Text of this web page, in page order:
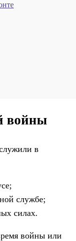
войны
в
службе;
силах.
войны или